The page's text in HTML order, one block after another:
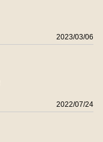
2023/03/06
2022/07/24